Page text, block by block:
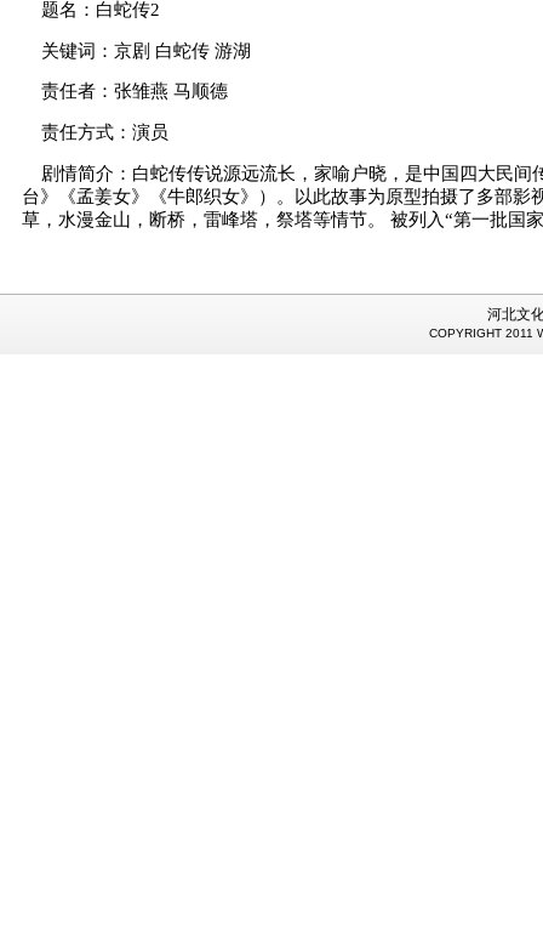
题名：白蛇传2
关键词：京剧 白蛇传 游湖
责任者：张雏燕 马顺德
责任方式：演员
剧情简介：白蛇传传说源远流长，家喻户晓，是中国四大民间
台》《孟姜女》《牛郎织女》）。以此故事为原型拍摄了多部影
草，水漫金山，断桥，雷峰塔，祭塔等情节。 被列入“第一批国